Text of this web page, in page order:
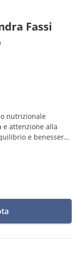
Fassi
nutrizionale
e attenzione alla